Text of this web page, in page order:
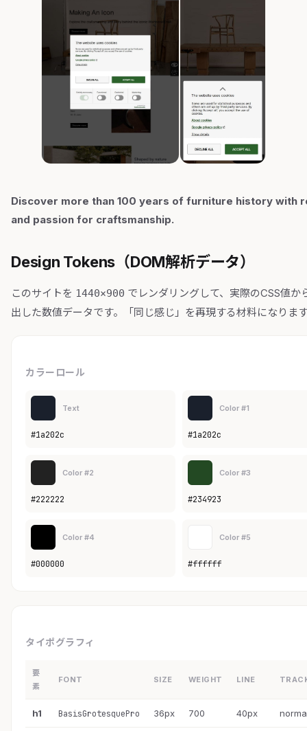
Discover more than 100 years of furniture history with
and passion for craftsmanship.
Design Tokens（DOM解析データ）
このサイトを 1440×900 でレンダリングして、実際のCSS値か
出した数値データです。「同じ感じ」を再現する材料になりま
カラーロール
Text
#1a202c
Color #1
#1a202c
Color #2
#222222
Color #3
#234923
Color #4
#000000
Color #5
#ffffff
タイポグラフィ
要
素
FONT SIZE WEIGHT LINE
h1 BasisGrotesquePro 36px 700 40px